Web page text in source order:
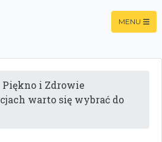
MENU
Piękno i Zdrowie
warto się wybrać do